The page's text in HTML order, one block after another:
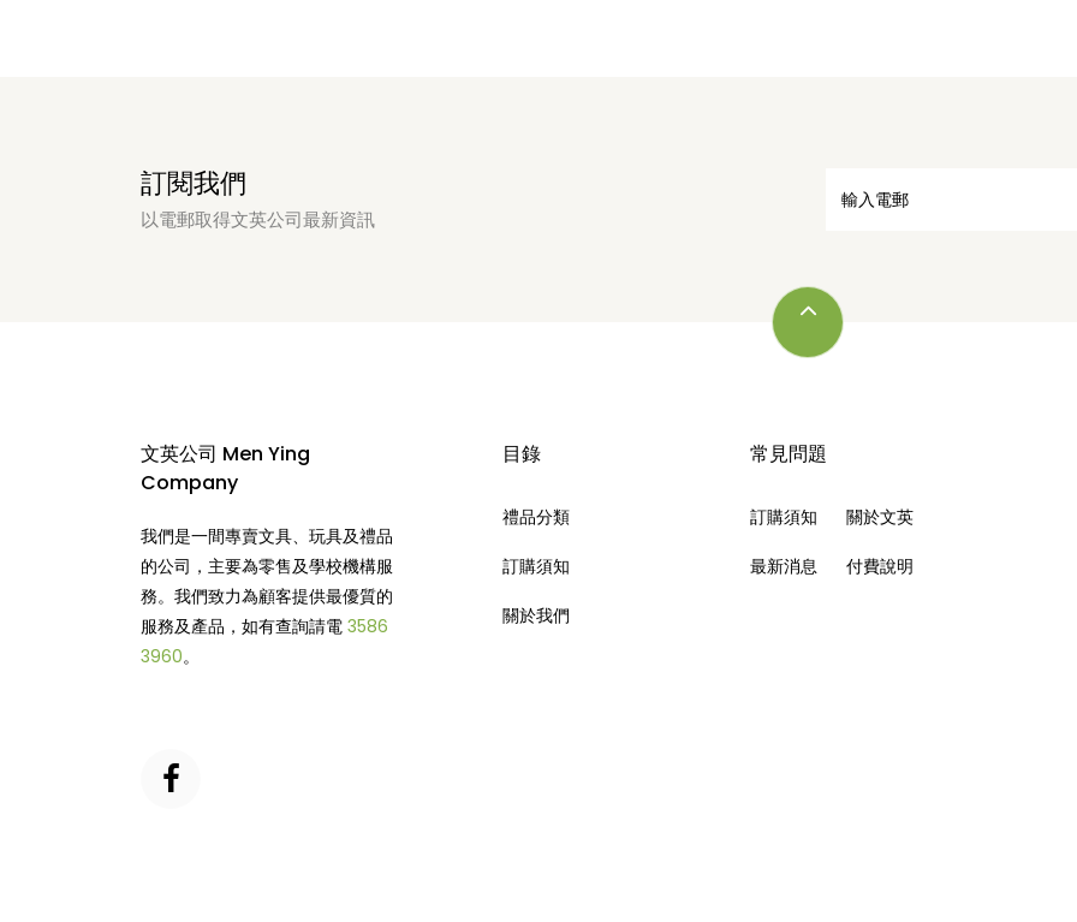
訂閱我們
以電郵取得文英公司最新資訊
文英公司 Men Ying
Company
我們是一間專賣文具、玩具及禮品
的公司，主要為零售及學校機構服
務。我們致力為顧客提供最優質的
服務及產品，如有查詢請電 3586
3960。
目錄
禮品分類
訂購須知
關於我們
常見問題
訂購須知
最新消息
關於文英
付費說明